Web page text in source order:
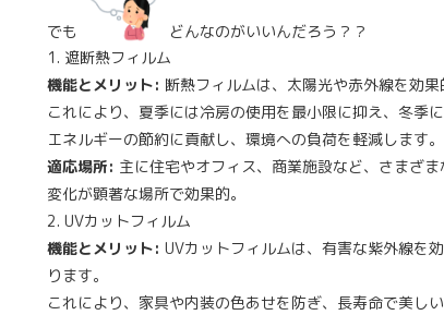
でも
どんなのがいいんだろう？？
1. 遮断熱フィルム
機能とメリット: 断熱フィルムは、太陽光や赤外線を効
これにより、夏季には冷房の使用を最小限に抑え、冬季
エネルギーの節約に貢献し、環境への負荷を軽減します。
適応場所: 主に住宅やオフィス、商業施設など、さまざ
変化が顕著な場所で効果的。
2. UVカットフィルム
機能とメリット: UVカットフィルムは、有害な紫外線を
ります。
これにより、家具や内装の色あせを防ぎ、長寿命で美し